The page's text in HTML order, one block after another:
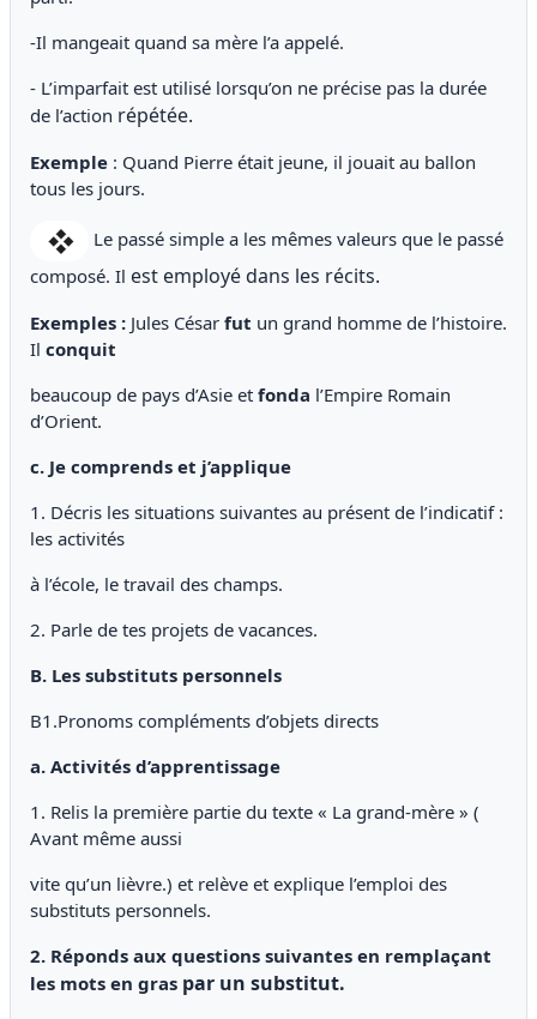
-Il mangeait quand sa mère l’a appelé.
- L’imparfait est utilisé lorsqu’on ne précise pas la durée
de l’action répétée.
Exemple : Quand Pierre était jeune, il jouait au ballon
tous les jours.
Le passé simple a les mêmes valeurs que le passé
composé. Il est employé dans les récits.
Exemples : Jules César fut un grand homme de l’histoire.
Il conquit
beaucoup de pays d’Asie et fonda l’Empire Romain
d’Orient.
c. Je comprends et j’applique
1. Décris les situations suivantes au présent de l’indicatif :
les activités
à l’école, le travail des champs.
2. Parle de tes projets de vacances.
B. Les substituts personnels
B1.Pronoms compléments d’objets directs
a. Activités d’apprentissage
1. Relis la première partie du texte « La grand-mère » (
Avant même aussi
vite qu’un lièvre.) et relève et explique l’emploi des
substituts personnels.
2. Réponds aux questions suivantes en remplaçant
les mots en gras par un substitut.